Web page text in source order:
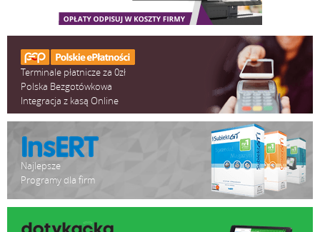
Terminale płatnicze za 0zł
Polska Bezgotówkowa
Integracja z kasą Online
Najlepsze
Programy dla firm